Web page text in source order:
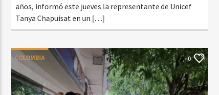
años, informó este jueves la representante de Unicef ​​
Tanya Chapuisat en un […]
COLOMBIA 0